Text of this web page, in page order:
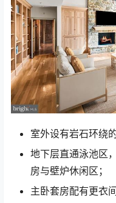
室外设有岩石环绕
地下层直通泳池区
房与壁炉休闲区；
主卧套房配有更衣